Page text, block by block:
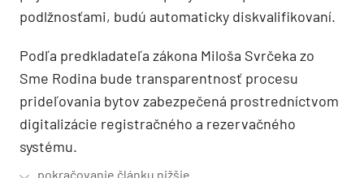
podlžnosťami, budú automaticky diskvalifikovaní.
Podľa predkladateľa zákona Miloša Svrčeka zo
Sme Rodina bude transparentnosť procesu
prideľovania bytov zabezpečená prostredníctvom
digitalizácie registračného a rezervačného
systému.